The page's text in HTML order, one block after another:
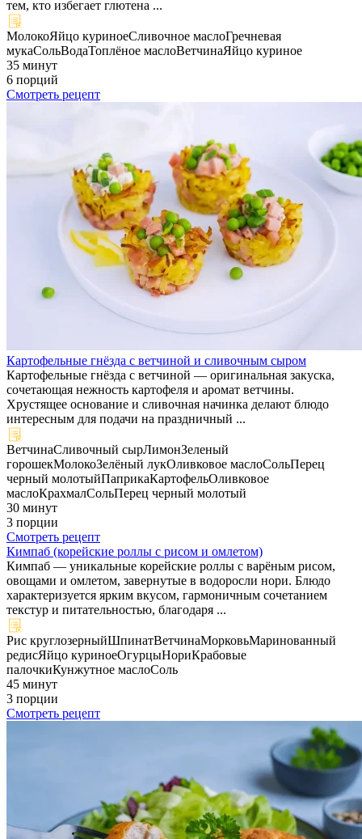
тем, кто избегает глютена ...
МолокоЯйцо куриноеСливочное маслоГречневая
мукаСольВодаТоплёное маслоВетчинаЯйцо куриное
35 минут
6 порций
Смотреть рецепт
Картофельные гнёзда с ветчиной и сливочным сыром
Картофельные гнёзда с ветчиной — оригинальная закуска,
сочетающая нежность картофеля и аромат ветчины.
Хрустящее основание и сливочная начинка делают блюдо
интересным для подачи на праздничный ...
ВетчинаСливочный сырЛимонЗеленый
горошекМолокоЗелёный лукОливковое маслоСольПерец
черный молотыйПаприкаКартофельОливковое
маслоКрахмалСольПерец черный молотый
30 минут
3 порции
Смотреть рецепт
Кимпаб (корейские роллы с рисом и омлетом)
Кимпаб — уникальные корейские роллы с варёным рисом,
овощами и омлетом, завернутые в водоросли нори. Блюдо
характеризуется ярким вкусом, гармоничным сочетанием
текстур и питательностью, благодаря ...
Рис круглозерныйШпинатВетчинаМорковьМаринованный
редисЯйцо куриноеОгурцыНориКрабовые
палочкиКунжутное маслоСоль
45 минут
3 порции
Смотреть рецепт